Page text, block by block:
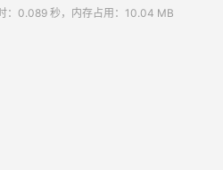
：0.089 秒，内存占用：10.04 MB